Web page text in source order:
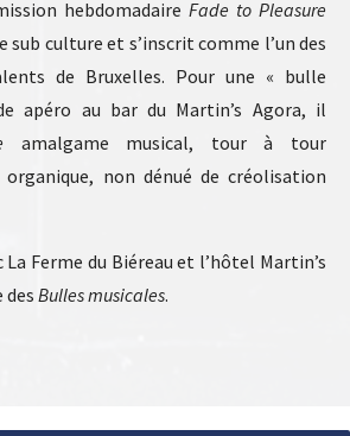
hebdomadaire Fade to Pleasure
sub culture et s’inscrit comme l’un des
de Bruxelles. Pour une « bulle
apéro au bar du Martin’s Agora, il
amalgame musical, tour à tour
non dénué de créolisation
Ferme du Biéreau et l’hôtel Martin’s
des Bulles musicales.